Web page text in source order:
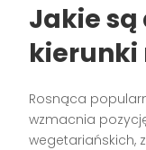
Jakie
kierunki
Rosnąca
wzmacnia
wegetariańskich,